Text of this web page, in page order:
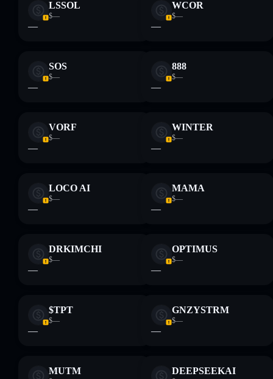
LSSOL
$—
—
WCOR
$—
—
SOS
$—
—
888
$—
—
VORF
$—
—
WINTER
$—
—
LOCO AI
$—
—
MAMA
$—
—
DRKIMCHI
$—
—
OPTIMUS
$—
—
$TPT
$—
—
GNZYSTRM
$—
—
MUTM DEEPSEEKAI